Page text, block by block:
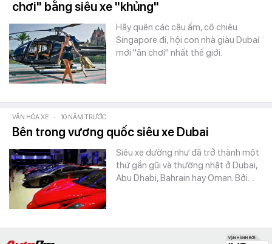
chơi" bằng siêu xe "khủng"
Hãy quên các cậu ấm, cô chiêu
Singapore đi, hội con nhà giàu Dubai
mới "ăn chơi" nhất thế giới.
VĂN HÓA XE - 10 NĂM TRƯỚC
Bên trong vương quốc siêu xe Dubai
Siêu xe dường như đã trở thành một
thứ gần gũi và thường nhật ở Dubai,
Abu Dhabi, Bahrain hay Oman. Bởi…